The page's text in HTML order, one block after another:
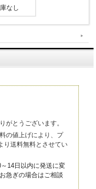
なし
がとうございます。
の値上げにより、プ
り送料無料とさせてい
14日以内に発送に変
急ぎの場合はご相談